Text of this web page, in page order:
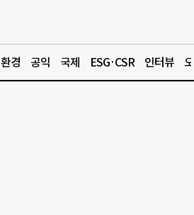
환경 공익 국제 ESG·CSR 인터뷰